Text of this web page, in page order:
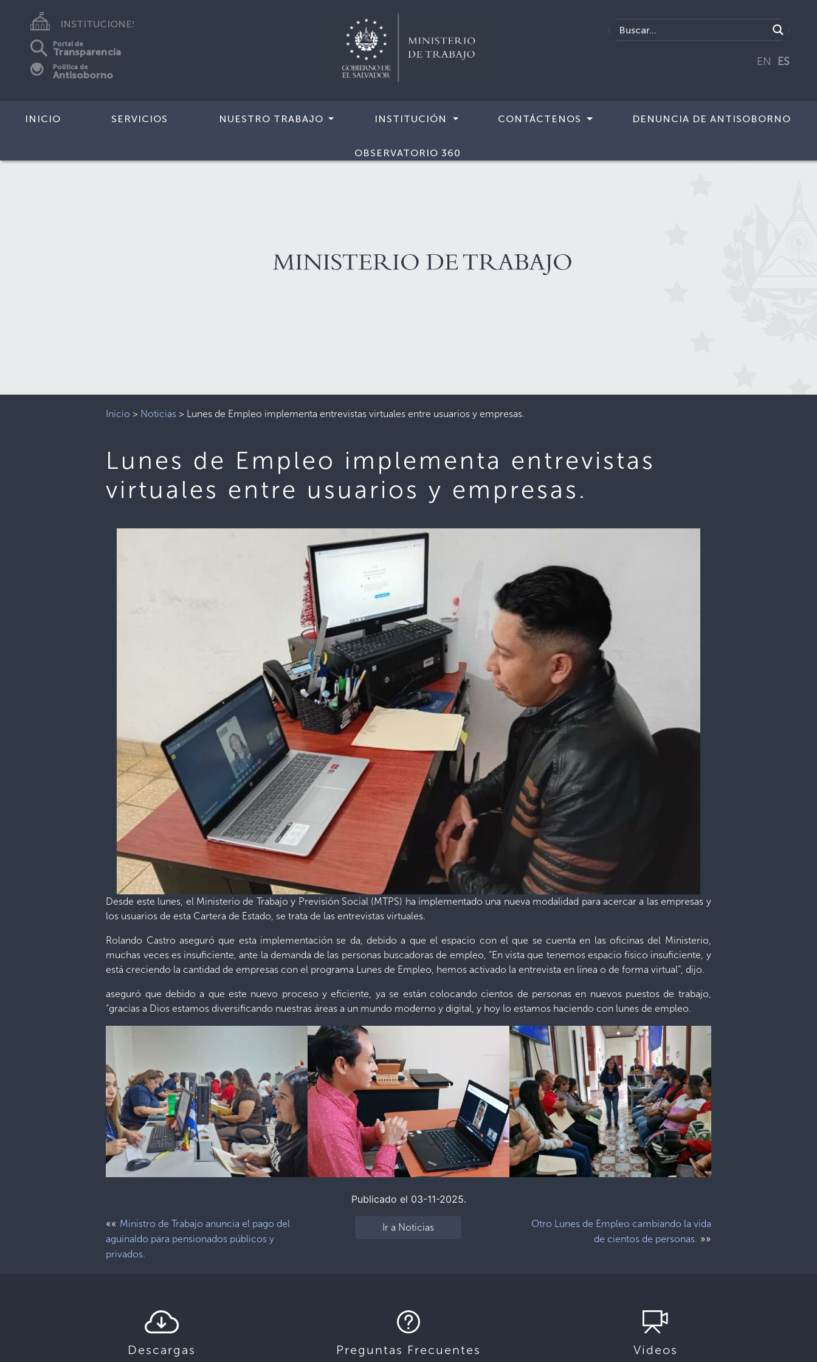
INSTITUCIONES
Portal de
Transparencia
Política de
Antisoborno
EN ES
INICIO SERVICIOS NUESTRO TRABAJO INSTITUCIÓN CONTÁCTENOS DENUNCIA DE ANTISOBORNO
OBSERVATORIO 360
Inicio > Noticias > Lunes de Empleo implementa entrevistas virtuales entre usuarios y empresas.
Lunes de Empleo implementa entrevistas
virtuales entre usuarios y empresas.
Desde este lunes, el Ministerio de Trabajo y Previsión Social (MTPS) ha implementado una nueva modalidad para acercar a las empresas y
los usuarios de esta Cartera de Estado, se trata de las entrevistas virtuales.
Rolando Castro aseguró que esta implementación se da, debido a que el espacio con el que se cuenta en las oficinas del Ministerio,
muchas veces es insuficiente, ante la demanda de las personas buscadoras de empleo, “En vista que tenemos espacio físico insuficiente, y
está creciendo la cantidad de empresas con el programa Lunes de Empleo, hemos activado la entrevista en línea o de forma virtual”, dijo.
aseguró que debido a que este nuevo proceso y eficiente, ya se están colocando cientos de personas en nuevos puestos de trabajo,
“gracias a Dios estamos diversificando nuestras áreas a un mundo moderno y digital, y hoy lo estamos haciendo con lunes de empleo.
Publicado el 03-11-2025.
«« Ministro de Trabajo anuncia el pago del
aguinaldo para pensionados públicos y
privados.
Ir a Noticias
Otro Lunes de Empleo cambiando la vida
de cientos de personas. »»
Descargas Preguntas Frecuentes Videos